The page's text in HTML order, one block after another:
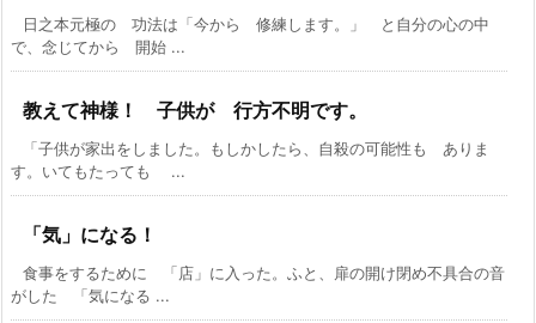
日之本元極の 功法は「今から 修練します。」 と自分の心の中
で、念じてから 開始 ...
教えて神様！ 子供が 行方不明です。
「子供が家出をしました。もしかしたら、自殺の可能性も ありま
す。いてもたっても ...
「気」になる！
食事をするために 「店」に入った。ふと、扉の開け閉め不具合の音
がした 「気になる ...